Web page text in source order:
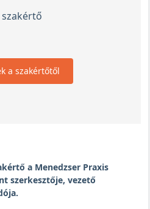
a szakértőtől
a Menedzser Praxis
szerkesztője, vezető